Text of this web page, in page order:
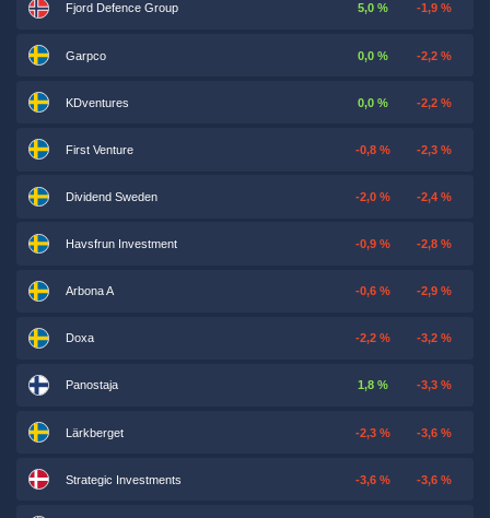
Fjord Defence Group 5,0 % -1,9 %
Garpco 0,0 % -2,2 %
KDventures 0,0 % -2,2 %
First Venture -0,8 % -2,3 %
Dividend Sweden -2,0 % -2,4 %
Havsfrun Investment -0,9 % -2,8 %
Arbona A -0,6 % -2,9 %
Doxa -2,2 % -3,2 %
Panostaja 1,8 % -3,3 %
Lärkberget -2,3 % -3,6 %
Strategic Investments -3,6 % -3,6 %